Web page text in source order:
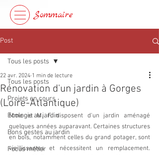
Sommaire
Post
Tous les posts
Projets en cours
Ecologie au jardin
Bons gestes au jardin
Focus métier
Tous les posts
Rénovation d'un jardin à Gorges
(Loire-Atlantique)
22 avr. 2024 1 min de lecture
Mme et M. F. disposent d'un jardin aménagé
quelques années auparavant. Certaines structures
en bois, notamment celles du grand potager, sont
vieillissantes et nécessitent un remplacement.